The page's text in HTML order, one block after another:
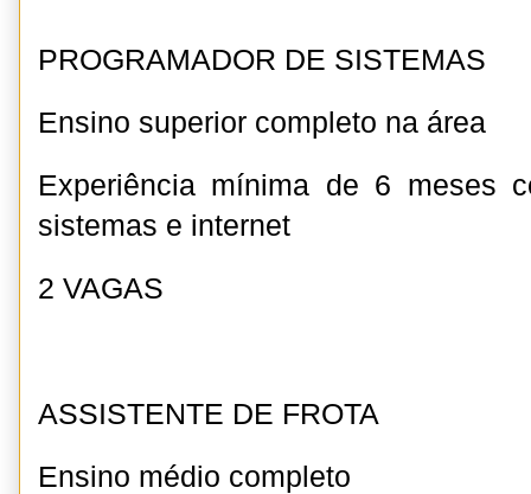
PROGRAMADOR DE SISTEMAS
Ensino superior completo na área
Experiência mínima de 6 meses
sistemas e internet
2 VAGAS
ASSISTENTE DE FROTA
Ensino médio completo